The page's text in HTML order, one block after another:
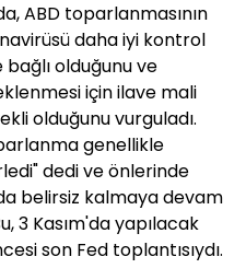
ABD toparlanmasının
daha iyi kontrol
olduğunu ve
için ilave mali
olduğunu vurguladı.
genellikle
dedi ve önlerinde
belirsiz kalmaya devam
3 Kasım'da yapılacak
son Fed toplantısıydı.